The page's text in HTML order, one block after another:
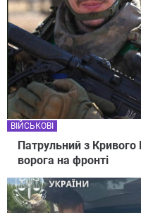
Патрульний з
ворога на фронті
ВІЙСЬКОВІ